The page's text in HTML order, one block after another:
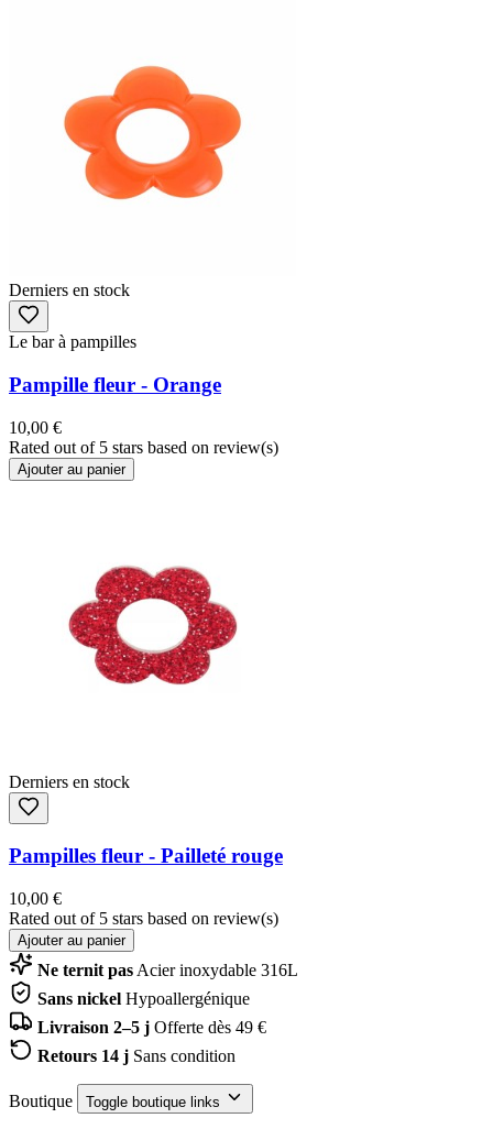
Derniers en stock
Le bar à pampilles
Pampille fleur - Orange
10,00 €
Rated out of 5 stars based on review(s)
Ajouter au panier
Derniers en stock
Pampilles fleur - Pailleté rouge
10,00 €
Rated out of 5 stars based on review(s)
Ajouter au panier
Ne ternit pas Acier inoxydable 316L
Sans nickel Hypoallergénique
Livraison 2–5 j Offerte dès 49 €
Retours 14 j Sans condition
Boutique Toggle boutique links